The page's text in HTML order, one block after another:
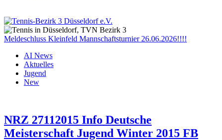
Meldeschluss Kleinfeld Mannschaftsturnier 26.06.2026!!!!
AI News
Aktuelles
Jugend
New
NRZ 27112015 Info Deutsche
Meisterschaft Jugend Winter 2015 FB